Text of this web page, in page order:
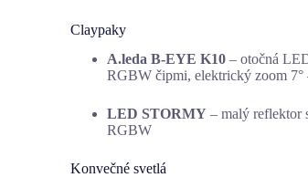
Claypaky
A.leda B-EYE K10 – otočná
RGBW čipmi, elektrický zoom 7°
LED STORMY – malý reflektor
RGBW
Konvečné svetlá